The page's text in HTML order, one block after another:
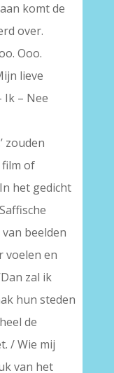
komt de
over.
Ooo.
lieve
Ik – Nee
film of
het gedicht
beelden
voelen en
zal ik
hun steden
de
/ Wie mij
van het